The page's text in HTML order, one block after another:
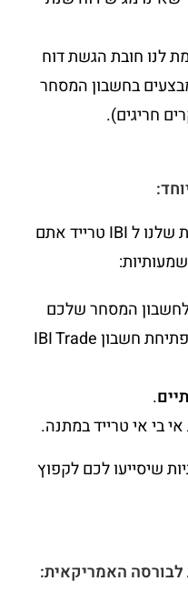
לנו חובת הגשת דוח
בחשבון המסחר
אם תנצלו את הטבת ההצטרפות שלנו ל IBI טרייד אתם
המסחר שלכם
(מתקבל לרוב כשבוע לאחר פתיחת חשבון IBI Trade
.
בי אי טרייד במתנה.
שיסייעו לכם לקפוץ